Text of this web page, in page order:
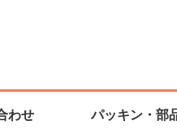
わせ パッキン・部